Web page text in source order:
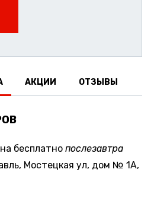
АКЦИИ ОТЗЫВЫ
бесплатно послезавтра
Мостецкая ул, дом № 1А,